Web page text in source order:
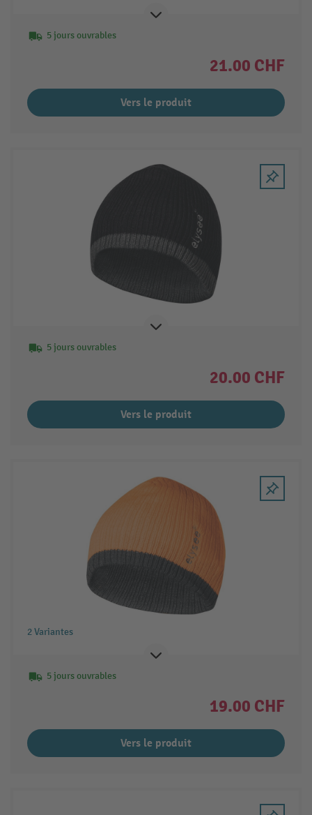
5 jours ouvrables
21.00 CHF
Vers le produit
5 jours ouvrables
20.00 CHF
Vers le produit
2 Variantes
5 jours ouvrables
19.00 CHF
Vers le produit